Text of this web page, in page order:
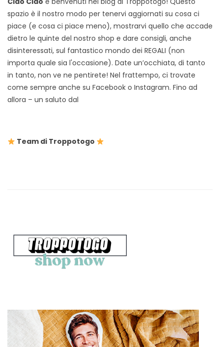
spazio è il nostro modo per tenervi aggiornati su cosa ci
piace (e cosa ci piace meno), mostrarvi quello che accade
dietro le quinte del nostro shop e dare consigli, anche
disinteressati, sul fantastico mondo dei REGALI (non
importa quale sia l'occasione). Date un’occhiata, di tanto
in tanto, non ve ne pentirete! Nel frattempo, ci trovate
come sempre anche su Facebook o Instagram. Fino ad
allora – un saluto dal
Team di Troppotogo